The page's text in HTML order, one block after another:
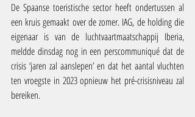
De Spaanse toeristische sector heeft ondertussen al
een kruis gemaakt over de zomer. IAG, de holding die
eigenaar is van de luchtvaartmaatschappij Iberia,
meldde dinsdag nog in een perscommuniqué dat de
crisis ‘jaren zal aanslepen’ en dat het aantal vluchten
ten vroegste in 2023 opnieuw het pré-crisisniveau zal
bereiken.